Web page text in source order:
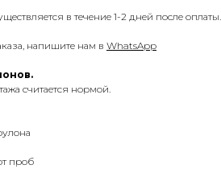
в течение 1-2 дней после оплаты.
напишите нам в WhatsApp
считается нормой.
проб